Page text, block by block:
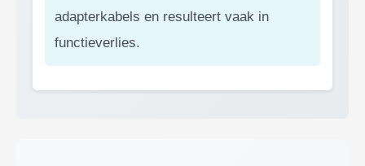
adapterkabels en resulteert vaak in
functieverlies.